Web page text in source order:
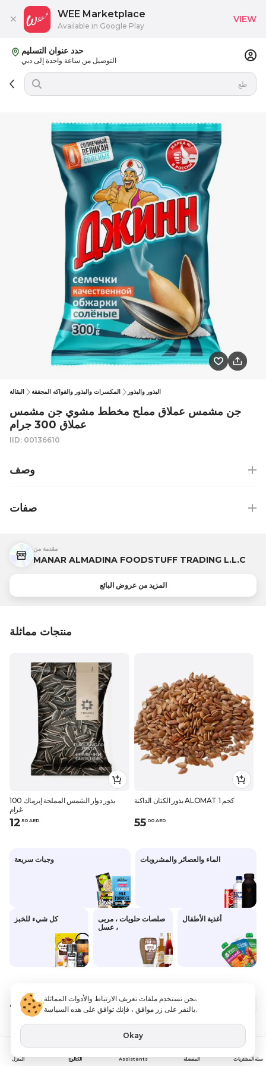
حدد عنوان التسليم
التوصيل من ساعة واحدة إلى دبي
البقالة المكسرات والبذور والفواكه المجففة البذور والبذور
جن مشمس عملاق مملح مخطط مشوي جن مشمس
عملاق 300 جرام
IID: 00136610
وصف
صفات
مقدمة من
MANAR ALMADINA FOODSTUFF TRADING L.L.C
المزيد من عروض البائع
منتجات مماثلة
بذور دوار الشمس المملحة إيرماك 100
غرام
12 50 AED
بذور الكتان الداكنة ALOMAT 1 كجم
55. 00 AED
وجبات سريعة الماء والعصائر والمشروبات
كل شيء للخبز
صلصات حلويات ، مربى
، عسل
أغذية الأطفال
WEE Marketplace
Available in Google Play
VIEW
13 .99 AED إنتهى من المخزن
بما في ذلك ضريبة القيمة المضافة
المنزل الكتالوج Assistants المفضلة سلة المشتريات
نحن نستخدم ملفات تعريف الارتباط والأدوات المماثلة.
بالنقر على زر موافق ، فإنك توافق على هذه السياسة.
Okay